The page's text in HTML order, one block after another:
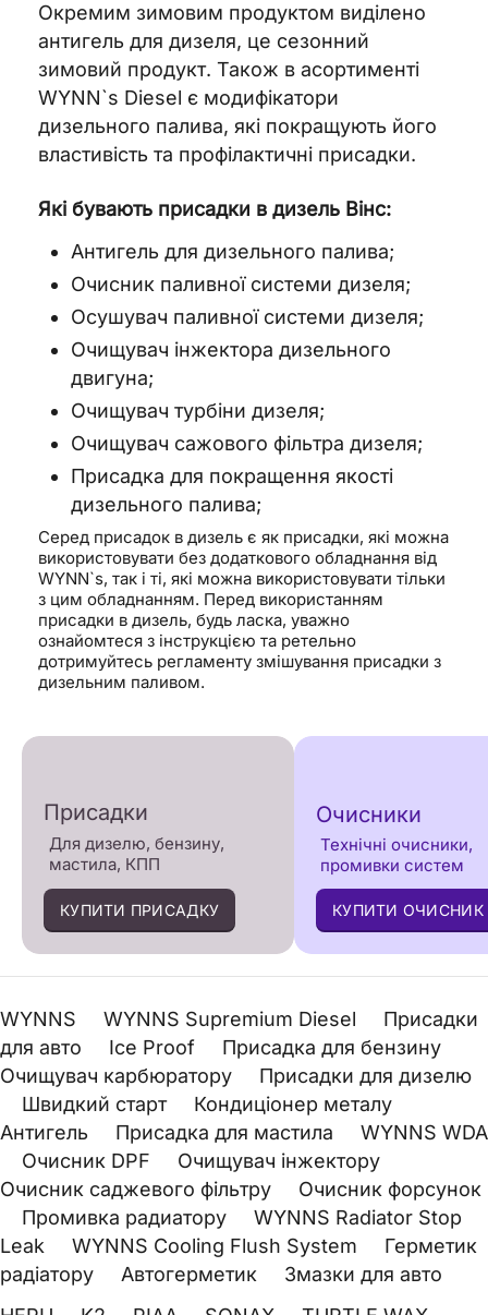
Окремим зимовим продуктом виділено
антигель для дизеля, це сезонний
зимовий продукт. Також в асортименті
WYNN`s Diesel є модифікатори
дизельного палива, які покращують його
властивість та профілактичні присадки.
Які бувають присадки в дизель Вінс:
Антигель для дизельного палива;
Очисник паливної системи дизеля;
Осушувач паливної системи дизеля;
Очищувач інжектора дизельного
двигуна;
Очищувач турбіни дизеля;
Очищувач сажового фільтра дизеля;
Присадка для покращення якості
дизельного палива;
Серед присадок в дизель є як присадки, які можна
використовувати без додаткового обладнання від
WYNN`s, так і ті, які можна використовувати тільки
з цим обладнанням. Перед використанням
присадки в дизель, будь ласка, уважно
ознайомтеся з інструкцією та ретельно
дотримуйтесь регламенту змішування присадки з
дизельним паливом.
Присадки
Для дизелю, бензину,
мастила, КПП
КУПИТИ ПРИСАДКУ
Очисники
Технічні очисники,
промивки систем
КУПИТИ ОЧИСНИК
WYNNS WYNNS Supremium Diesel
Присадки
для авто
Ice Proof
Присадка для бензину
Очищувач карбюратору
Присадки для дизелю
Швидкий старт
Кондиціонер металу
Антигель
Присадка для мастила
WYNNS WDA
Очисник DPF
Очищувач інжектору
Очисник саджевого фільтру
Очисник форсунок
Промивка радиатору
WYNNS Radiator Stop
Leak
WYNNS Cooling Flush System
Герметик
радіатору
Автогерметик
Змазки для авто